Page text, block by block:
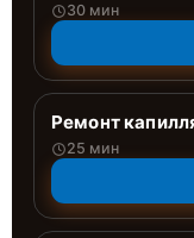
30 мин
Ремонт
25 мин